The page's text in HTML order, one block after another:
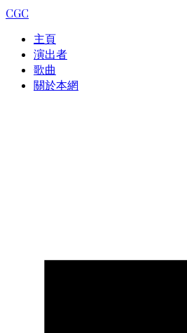
CGC
主頁
演出者
歌曲
關於本網